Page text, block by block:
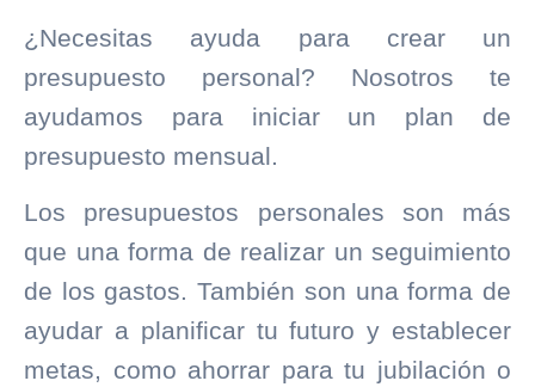
¿Necesitas ayuda para crear un
presupuesto personal? Nosotros te
ayudamos para iniciar un plan de
presupuesto mensual.
Los presupuestos personales son más
que una forma de realizar un seguimiento
de los gastos. También son una forma de
ayudar a planificar tu futuro y establecer
metas, como ahorrar para tu jubilación o